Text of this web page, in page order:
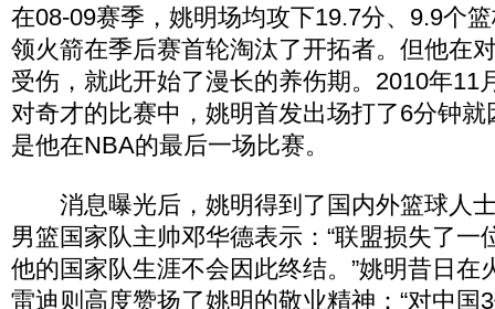
在08-09赛季，姚明场均攻下19.7分、9.9个
领火箭在季后赛首轮淘汰了开拓者。但他在
受伤，就此开始了漫长的养伤期。2010年11
对奇才的比赛中，姚明首发出场打了6分钟
是他在NBA的最后一场比赛。
消息曝光后，姚明得到了国内外篮球人
男篮国家队主帅邓华德表示：“联盟损失了一
他的国家队生涯不会因此终结。”姚明昔日在
雷迪则高度赞扬了姚明的敬业精神：“对中国